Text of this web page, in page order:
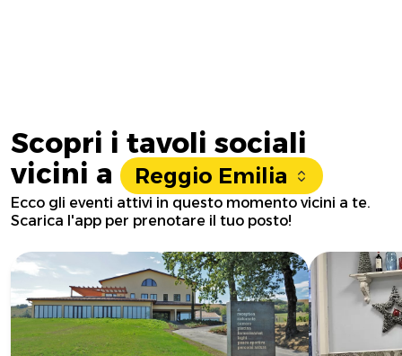
Scopri i tavoli sociali
vicini a
Reggio Emilia
Ecco gli eventi attivi in questo momento vicini a te.
Scarica l'app per prenotare il tuo posto!